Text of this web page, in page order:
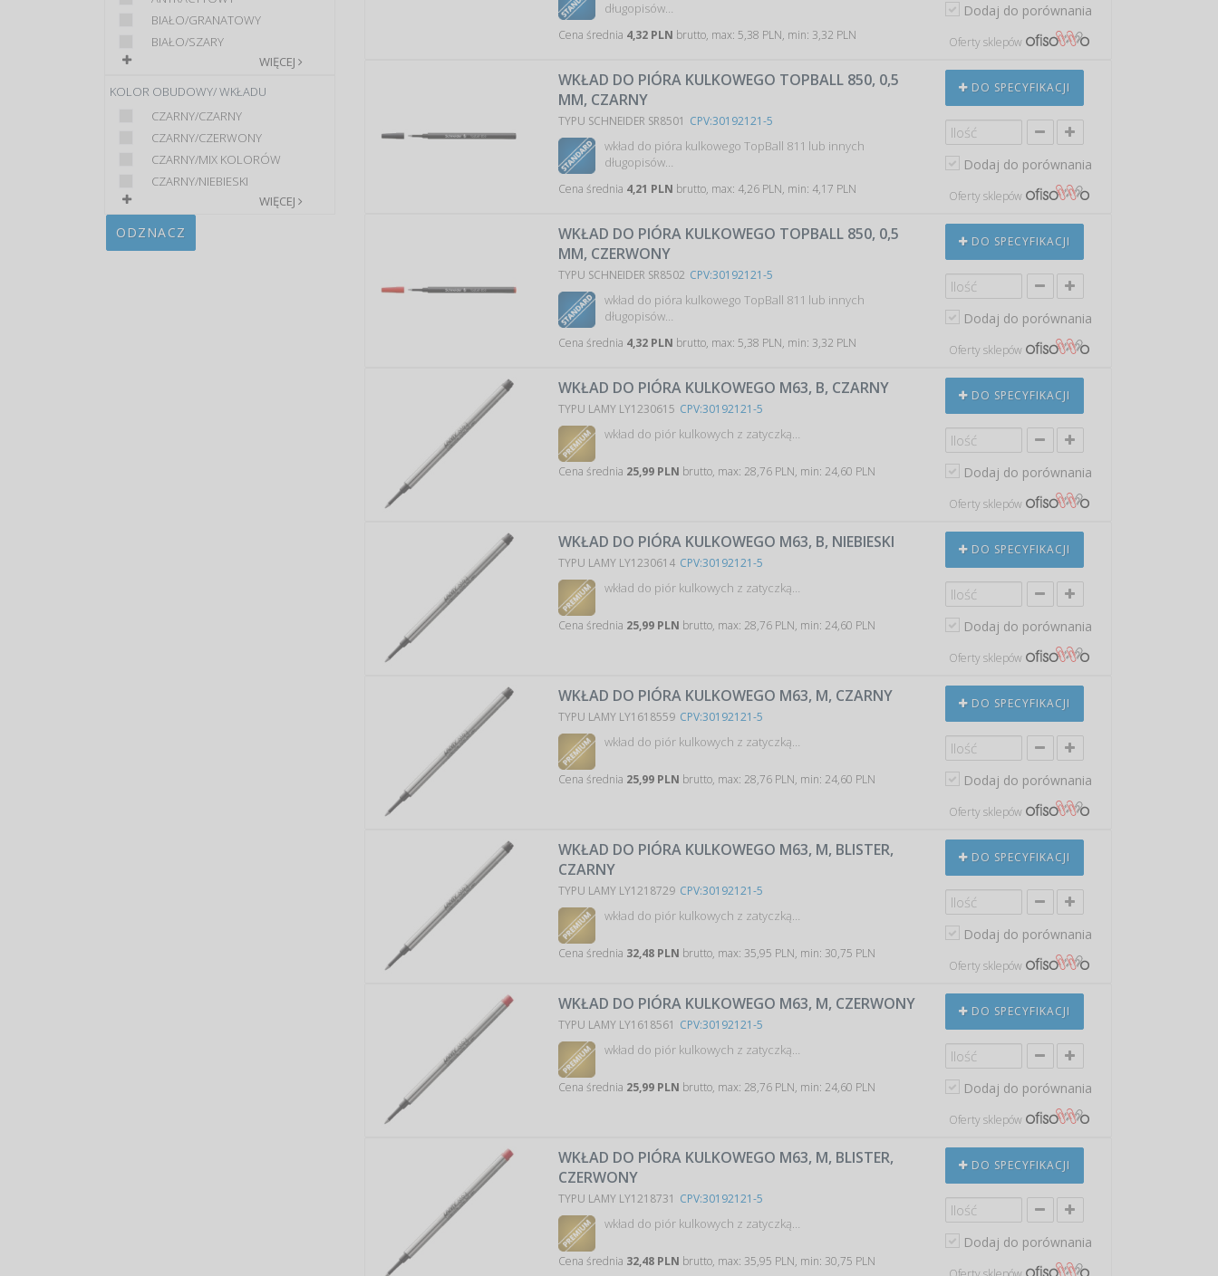
BIAŁO/GRANATOWY
BIAŁO/SZARY
WIĘCEJ
KOLOR OBUDOWY/ WKŁADU
CZARNY/CZARNY
CZARNY/CZERWONY
CZARNY/MIX KOLORÓW
CZARNY/NIEBIESKI
WIĘCEJ
ODZNACZ
długopisów…
Cena średnia 4,32 PLN brutto, max: 5,38 PLN, min: 3,32 PLN
Dodaj do porównania
Oferty sklepów
WKŁAD DO PIÓRA KULKOWEGO TOPBALL 850, 0,5
MM, CZARNY
TYPU SCHNEIDER SR8501 CPV:30192121-5
wkład do pióra kulkowego TopBall 811 lub innych
długopisów…
Cena średnia 4,21 PLN brutto, max: 4,26 PLN, min: 4,17 PLN
DO SPECYFIKACJI
Dodaj do porównania
Oferty sklepów
WKŁAD DO PIÓRA KULKOWEGO TOPBALL 850, 0,5
MM, CZERWONY
TYPU SCHNEIDER SR8502 CPV:30192121-5
wkład do pióra kulkowego TopBall 811 lub innych
długopisów…
Cena średnia 4,32 PLN brutto, max: 5,38 PLN, min: 3,32 PLN
DO SPECYFIKACJI
Dodaj do porównania
Oferty sklepów
WKŁAD DO PIÓRA KULKOWEGO M63, B, CZARNY
TYPU LAMY LY1230615 CPV:30192121-5
wkład do piór kulkowych z zatyczką…
Cena średnia 25,99 PLN brutto, max: 28,76 PLN, min: 24,60 PLN
DO SPECYFIKACJI
Dodaj do porównania
Oferty sklepów
WKŁAD DO PIÓRA KULKOWEGO M63, B, NIEBIESKI
TYPU LAMY LY1230614 CPV:30192121-5
wkład do piór kulkowych z zatyczką…
Cena średnia 25,99 PLN brutto, max: 28,76 PLN, min: 24,60 PLN
DO SPECYFIKACJI
Dodaj do porównania
Oferty sklepów
WKŁAD DO PIÓRA KULKOWEGO M63, M, CZARNY
TYPU LAMY LY1618559 CPV:30192121-5
wkład do piór kulkowych z zatyczką…
Cena średnia 25,99 PLN brutto, max: 28,76 PLN, min: 24,60 PLN
DO SPECYFIKACJI
Dodaj do porównania
Oferty sklepów
WKŁAD DO PIÓRA KULKOWEGO M63, M, BLISTER,
CZARNY
TYPU LAMY LY1218729 CPV:30192121-5
wkład do piór kulkowych z zatyczką…
Cena średnia 32,48 PLN brutto, max: 35,95 PLN, min: 30,75 PLN
DO SPECYFIKACJI
Dodaj do porównania
Oferty sklepów
WKŁAD DO PIÓRA KULKOWEGO M63, M, CZERWONY
TYPU LAMY LY1618561 CPV:30192121-5
wkład do piór kulkowych z zatyczką…
Cena średnia 25,99 PLN brutto, max: 28,76 PLN, min: 24,60 PLN
DO SPECYFIKACJI
Dodaj do porównania
Oferty sklepów
WKŁAD DO PIÓRA KULKOWEGO M63, M, BLISTER,
CZERWONY
TYPU LAMY LY1218731 CPV:30192121-5
wkład do piór kulkowych z zatyczką…
Cena średnia 32,48 PLN brutto, max: 35,95 PLN, min: 30,75 PLN
DO SPECYFIKACJI
Dodaj do porównania